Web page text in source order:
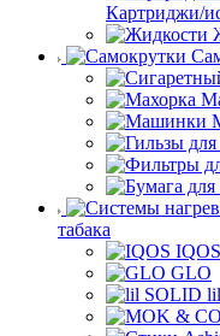
Картриджи/
табака
IQOS
GLO